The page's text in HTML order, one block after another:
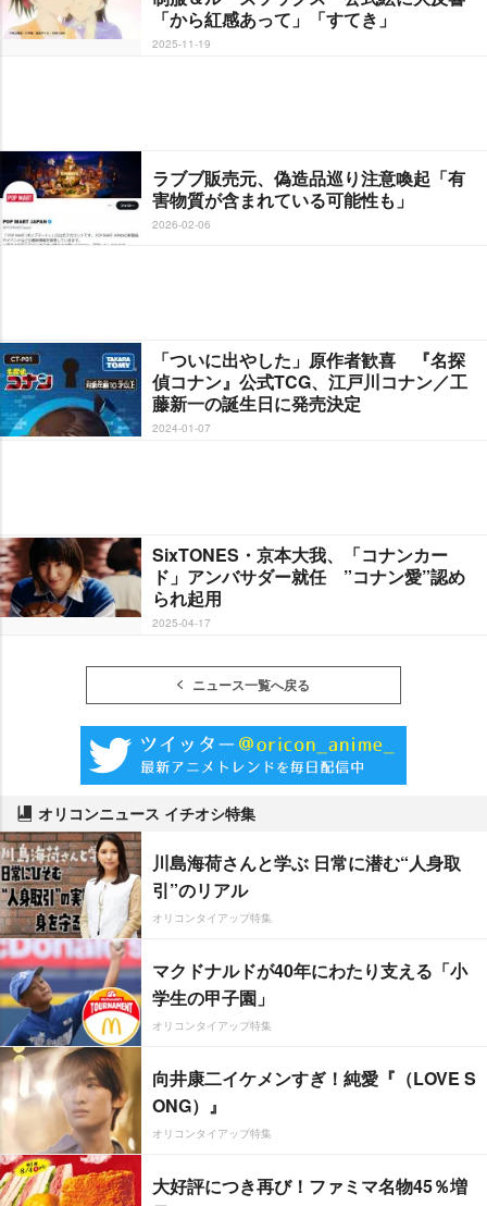
「から紅感あって」「すてき」
2025-11-19
ラブブ販売元、偽造品巡り注意喚起「有
害物質が含まれている可能性も」
2026-02-06
「ついに出やした」原作者歓喜 『名探
偵コナン』公式TCG、江戸川コナン／工
藤新一の誕生日に発売決定
2024-01-07
SixTONES・京本大我、「コナンカー
ド」アンバサダー就任 ”コナン愛”認め
られ起用
2025-04-17
ニュース一覧へ戻る
オリコンニュース イチオシ特集
川島海荷さんと学ぶ 日常に潜む“人身取
引”のリアル
オリコンタイアップ特集
マクドナルドが40年にわたり支える「小
学生の甲子園」
オリコンタイアップ特集
向井康二イケメンすぎ！純愛『（LOVE S
ONG）』
オリコンタイアップ特集
大好評につき再び！ファミマ名物45％増